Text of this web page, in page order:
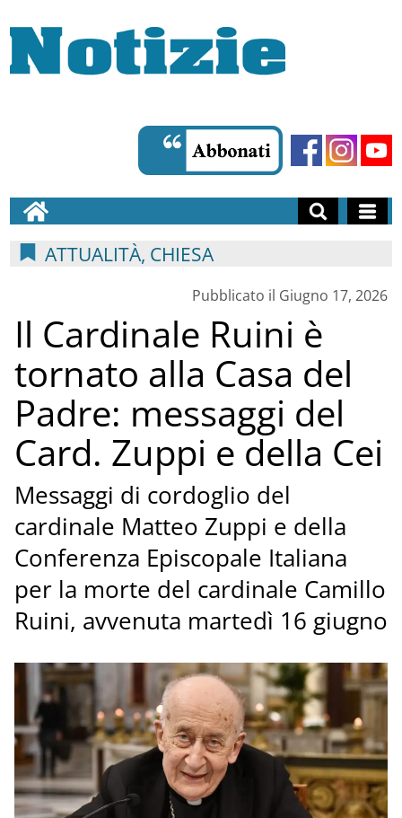
ATTUALITÀ, CHIESA
Pubblicato il Giugno 17, 2026
Il Cardinale Ruini è
tornato alla Casa del
Padre: messaggi del
Card. Zuppi e della Cei
Messaggi di cordoglio del
cardinale Matteo Zuppi e della
Conferenza Episcopale Italiana
per la morte del cardinale Camillo
Ruini, avvenuta martedì 16 giugno